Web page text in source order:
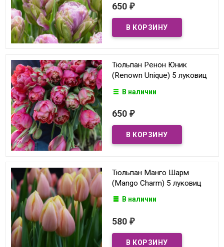
650 ₽
Тюльпан Ренон Юник
(Renown Unique) 5 луковиц
В наличии
650 ₽
Тюльпан Манго Шарм
(Mango Charm) 5 луковиц
В наличии
580 ₽